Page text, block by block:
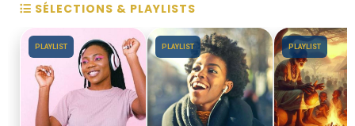
SÉLECTIONS & PLAYLISTS
PLAYLIST PLAYLIST PLAYLIST